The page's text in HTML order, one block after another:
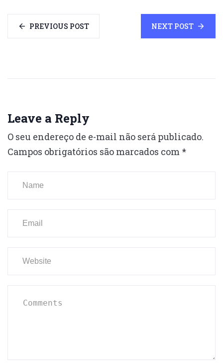
PREVIOUS POST NEXT POST
Leave a Reply
O seu endereço de e-mail não será publicado.
Campos obrigatórios são marcados com *